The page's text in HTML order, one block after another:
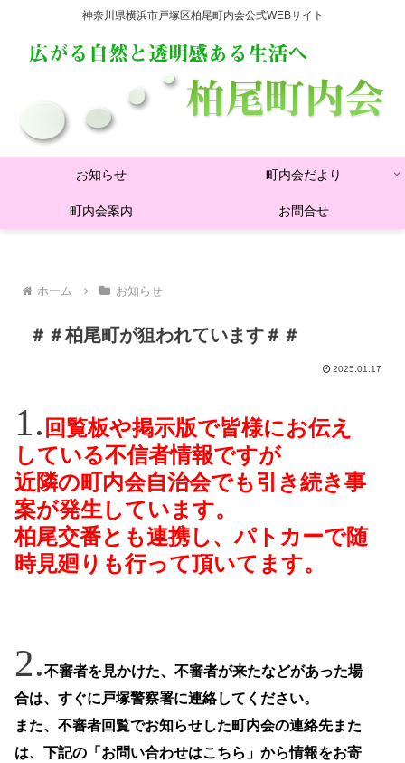
神奈川県横浜市戸塚区柏尾町内会公式WEBサイト
お知らせ 町内会だより
町内会案内 お問合せ
ホーム お知らせ
＃＃柏尾町が狙われています＃＃
2025.01.17
回覧板や掲示版で皆様にお伝え
している不信者情報ですが
近隣の町内会自治会でも引き続き事
案が発生しています。
柏尾交番とも連携し、パトカーで随
時見廻りも行って頂いてます。
不審者を見かけた、不審者が来たなどがあった場
合は、すぐに戸塚警察署に連絡してください。
また、不審者回覧でお知らせした町内会の連絡先また
は、下記の「お問い合わせはこちら」から情報をお寄